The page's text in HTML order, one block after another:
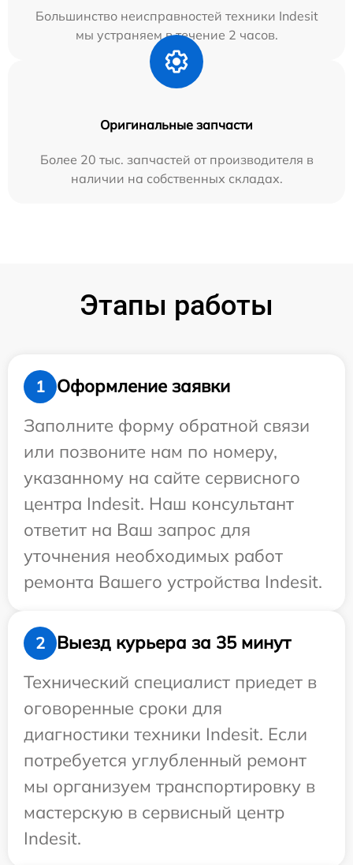
Большинство неисправностей техники Indesit
мы устраняем в течение 2 часов.
Оригинальные запчасти
Более 20 тыс. запчастей от производителя в
наличии на собственных складах.
Этапы работы
1
Оформление заявки
Заполните форму обратной связи
или позвоните нам по номеру,
указанному на сайте сервисного
центра Indesit. Наш консультант
ответит на Ваш запрос для
уточнения необходимых работ
ремонта Вашего устройства Indesit.
2
Выезд курьера за 35 минут
Технический специалист приедет в
оговоренные сроки для
диагностики техники Indesit. Если
потребуется углубленный ремонт
мы организуем транспортировку в
мастерскую в сервисный центр
Indesit.